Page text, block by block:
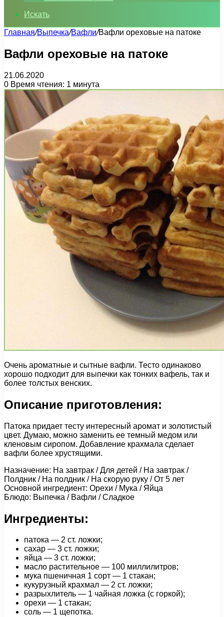
Искать
Главная/Выпечка/Вафли/Вафли ореховые на патоке
Вафли ореховые на патоке
21.06.2020
0 Время чтения: 1 минута
Очень ароматные и сытные вафли. Тесто одинаково
хорошо подходит для выпечки как тонких вафель, так и
более толстых венских.
Описание приготовления:
Патока придает тесту интересный аромат и золотистый
цвет. Думаю, можно заменить ее темный медом или
кленовым сиропом. Добавление крахмала сделает
вафли более хрустящими.
Назначение: На завтрак / Для детей / На завтрак /
Полдник / На полдник / На скорую руку / От 5 лет
Основной ингредиент: Орехи / Мука / Яйца
Блюдо: Выпечка / Вафли / Сладкое
Ингредиенты:
патока — 2 ст. ложки;
сахар — 3 ст. ложки;
яйца — 3 ст. ложки;
масло растительное — 100 миллилитров;
мука пшеничная 1 сорт — 1 стакан;
кукурузный крахмал — 2 ст. ложки;
разрыхлитель — 1 чайная ложка (с горкой);
орехи — 1 стакан;
соль — 1 щепотка.